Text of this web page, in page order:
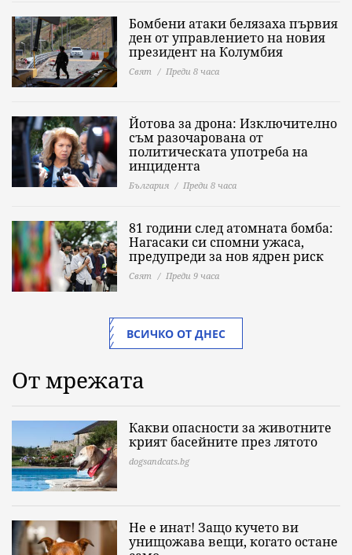
Бомбени атаки белязаха първия
ден от управлението на новия
президент на Колумбия
Свят Преди 8 часа
Йотова за дрона: Изключително
съм разочарована от
политическата употреба на
инцидента
България Преди 8 часа
81 години след атомната бомба:
Нагасаки си спомни ужаса,
предупреди за нов ядрен риск
Свят Преди 9 часа
ВСИЧКО ОТ ДНЕС
От мрежата
Какви опасности за животните
крият басейните през лятото
dogsandcats.bg
Не е инат! Защо кучето ви
унищожава вещи, когато остане